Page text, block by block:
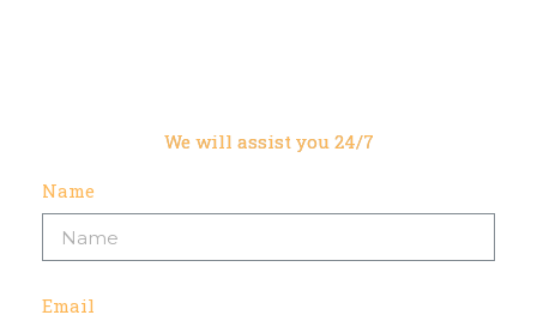
We will assist you 24/7
Name
Email